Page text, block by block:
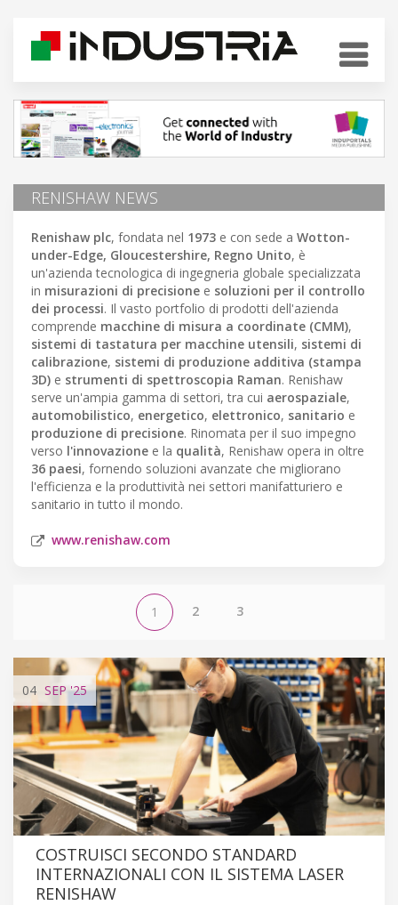
RENISHAW NEWS
Renishaw plc, fondata nel 1973 e con sede a Wotton-
under-Edge, Gloucestershire, Regno Unito, è
un'azienda tecnologica di ingegneria globale specializzata
in misurazioni di precisione e soluzioni per il controllo
dei processi. Il vasto portfolio di prodotti dell'azienda
comprende macchine di misura a coordinate (CMM),
sistemi di tastatura per macchine utensili, sistemi di
calibrazione, sistemi di produzione additiva (stampa
3D) e strumenti di spettroscopia Raman. Renishaw
serve un'ampia gamma di settori, tra cui aerospaziale,
automobilistico, energetico, elettronico, sanitario e
produzione di precisione. Rinomata per il suo impegno
verso l'innovazione e la qualità, Renishaw opera in oltre
36 paesi, fornendo soluzioni avanzate che migliorano
l'efficienza e la produttività nei settori manifatturiero e
sanitario in tutto il mondo.
www.renishaw.com
1 2 3
04 SEP'25
COSTRUISCI SECONDO STANDARD
INTERNAZIONALI CON IL SISTEMA LASER
RENISHAW